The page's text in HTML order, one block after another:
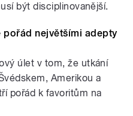
být disciplinovanější.
pořád největšími adepty
úlet v tom, že utkání
Amerikou a
pořád k favoritům na